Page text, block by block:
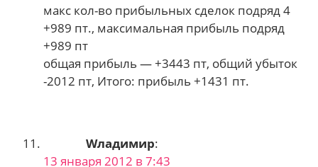
макс кол-во прибыльных сделок подряд 4
+989 пт., максимальная прибыль подряд
+989 пт
общая прибыль — +3443 пт, общий убыток
-2012 пт, Итого: прибыль +1431 пт.
Wладимир:
13 января 2012 в 7:43